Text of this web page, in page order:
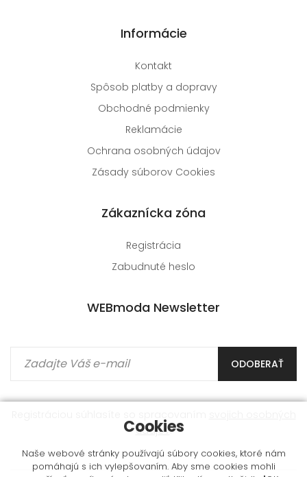
Informácie
Kontakt
Spôsob platby a dopravy
Obchodné podmienky
Reklamácie
Ochrana osobných údajov
Zásady súborov Cookies
Zákaznícka zóna
Registrácia
Zabudnuté heslo
WEBmoda Newsletter
ODOBERAŤ
údajov.
Cookies
Naše webové stránky používajú súbory cookies, ktoré nám
pomáhajú s ich vylepšovaním. Aby sme cookies mohli